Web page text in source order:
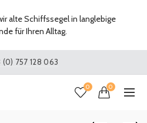
(0) 757 128 063
0 0
alte Schiffssegel in langlebige
für Ihren Alltag.